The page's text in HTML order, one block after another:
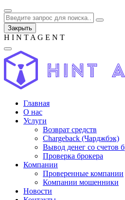
Закрыть
H I N T A G E N T
Главная
О нас
Услуги
Возврат средств
Chargeback (Чарджбэк)
Вывод денег со счетов
Проверка брокера
Компании
Проверенные компании
Компании мошенники
Новости